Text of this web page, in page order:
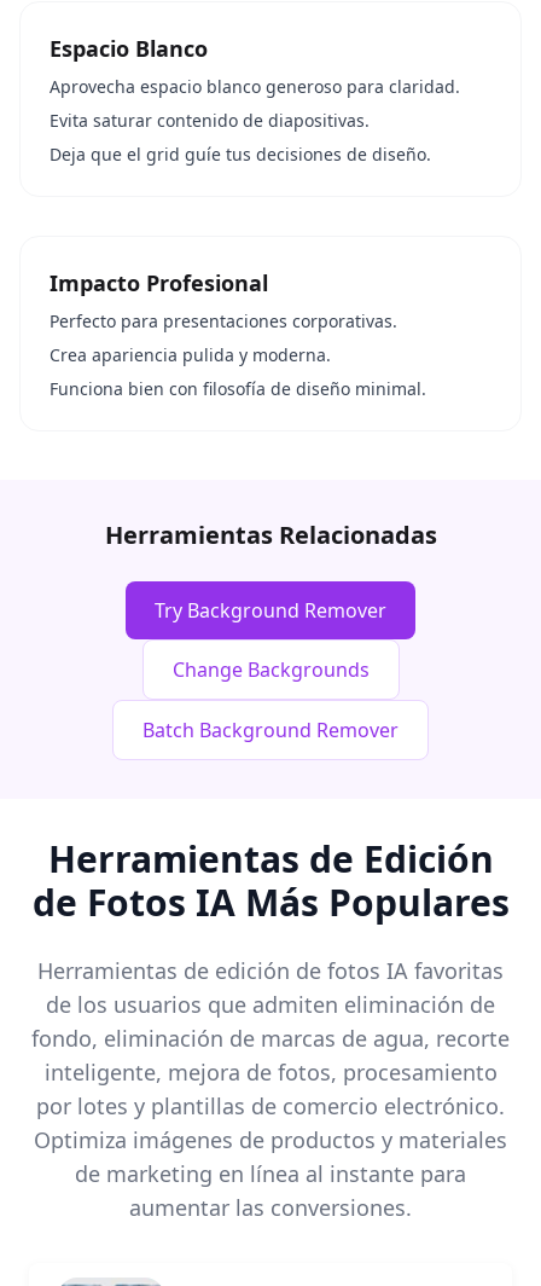
Espacio Blanco
Aprovecha espacio blanco generoso para claridad.
Evita saturar contenido de diapositivas.
Deja que el grid guíe tus decisiones de diseño.
Impacto Profesional
Perfecto para presentaciones corporativas.
Crea apariencia pulida y moderna.
Funciona bien con filosofía de diseño minimal.
Herramientas Relacionadas
Try Background Remover
Change Backgrounds
Batch Background Remover
Herramientas de Edición
de Fotos IA Más Populares
Herramientas de edición de fotos IA favoritas
de los usuarios que admiten eliminación de
fondo, eliminación de marcas de agua, recorte
inteligente, mejora de fotos, procesamiento
por lotes y plantillas de comercio electrónico.
Optimiza imágenes de productos y materiales
de marketing en línea al instante para
aumentar las conversiones.